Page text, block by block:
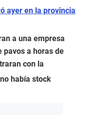
ayer en la provincia
a una empresa
pavos a horas de
con la
había stock